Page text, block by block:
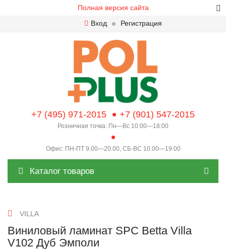
Полная версия сайта
Вход
Регистрация
+7 (495) 971-2015 +7 (901) 547-2015
Розничная точка: Пн—Вс 10:00—18:00
Офис: ПН-ПТ 9.00—20.00, СБ-ВС 10.00—19.00
Каталог товаров
VILLA
Виниловый ламинат SPC Betta Villa
V102 Дуб Эмполи